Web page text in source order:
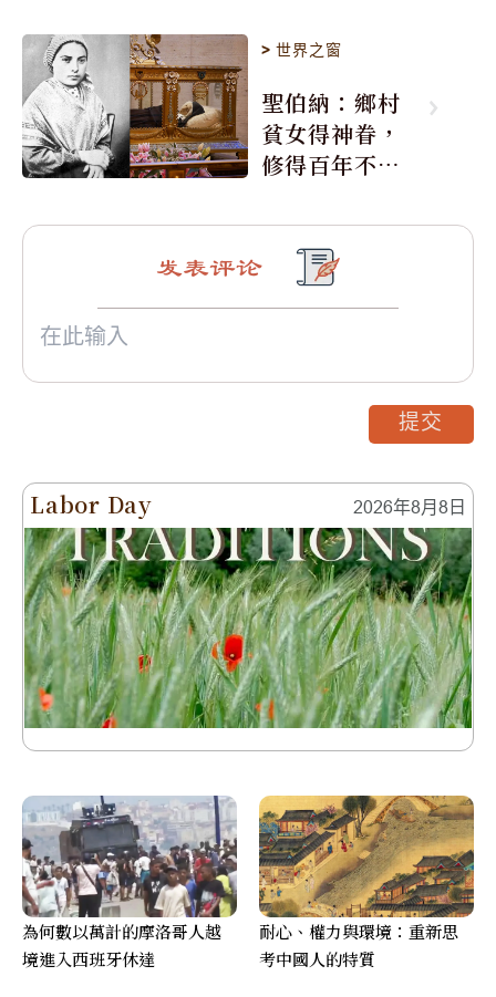
>世界之窗
聖伯納：鄉村
貧女得神眷，
修得百年不腐
Labor Day 2026年8月8日
发表评论
提交
為何數以萬計的摩洛哥人越
境進入西班牙休達
耐心、權力與環境：重新思
考中國人的特質